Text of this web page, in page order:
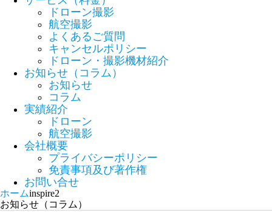
ドローン撮影
航空撮影
よくあるご質問
キャンセルポリシー
ドローン・撮影機材紹介
お知らせ（コラム）
お知らせ
コラム
実績紹介
ドローン
航空撮影
会社概要
プライバシーポリシー
免責事項及び著作権
お問い合せ
ホームinspire2
お知らせ（コラム）